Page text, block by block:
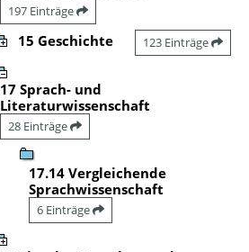
197 Einträge
15 Geschichte 123 Einträge
17 Sprach- und
Literaturwissenschaft
28 Einträge
17.14 Vergleichende
Sprachwissenschaft
6 Einträge